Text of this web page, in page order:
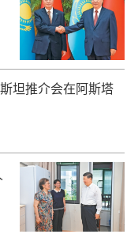
坦推介会在阿斯塔